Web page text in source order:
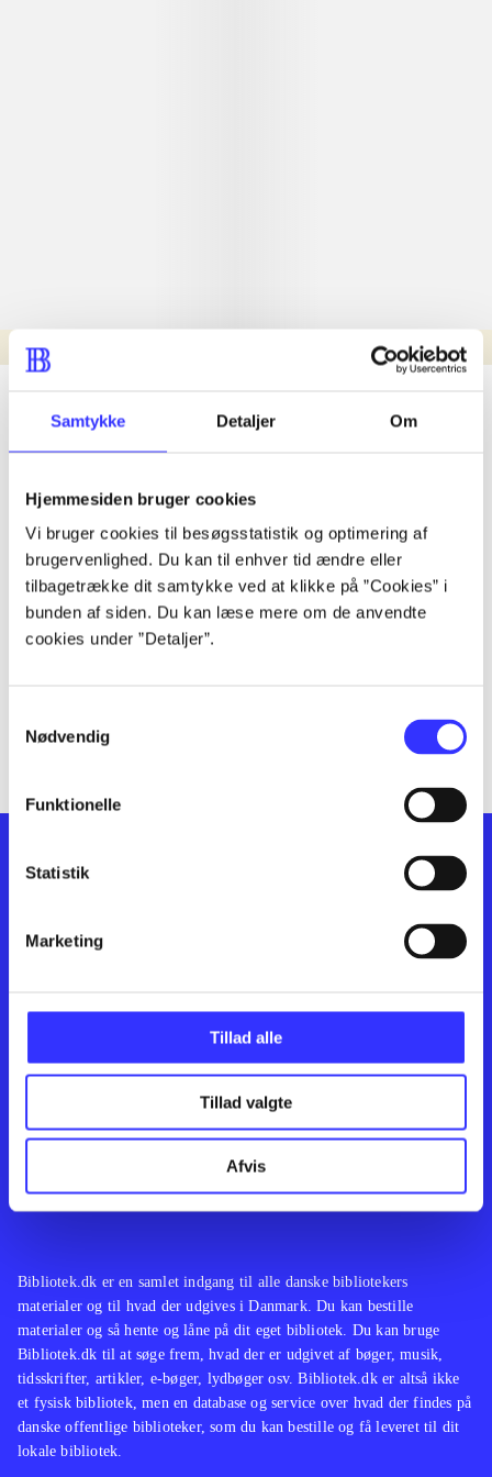
Samtykke Detaljer Om
Hjemmesiden bruger cookies
Vi bruger cookies til besøgsstatistik og optimering af
brugervenlighed. Du kan til enhver tid ændre eller
tilbagetrække dit samtykke ved at klikke på ”Cookies” i
bunden af siden. Du kan læse mere om de anvendte
cookies under ”Detaljer”.
Nødvendig
Funktionelle
Statistik
Marketing
Tillad alle
Tillad valgte
Afvis
Nyhed
lorem ipsum dolor sit amet ...
lorem ipsum dolor sit amet ...
lorem ipsum dolor sit amet ...
lorem ipsum dolor sit amet ...
lorem ipsum dolor sit amet ...
lorem ipsum dolor sit amet ...
lorem ipsum dolor sit amet ...
Feedback
Bibliotek.dk er en samlet indgang til alle danske bibliotekers
materialer og til hvad der udgives i Danmark. Du kan bestille
materialer og så hente og låne på dit eget bibliotek. Du kan bruge
Bibliotek.dk til at søge frem, hvad der er udgivet af bøger, musik,
tidsskrifter, artikler, e-bøger, lydbøger osv. Bibliotek.dk er altså ikke
et fysisk bibliotek, men en database og service over hvad der findes på
danske offentlige biblioteker, som du kan bestille og få leveret til dit
lokale bibliotek.
Kontakt os
English
Artikler
Film
Musik
Noder